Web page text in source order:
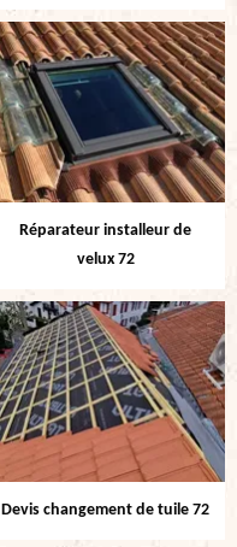
Réparateur installeur de
velux 72
Devis changement de tuile 72